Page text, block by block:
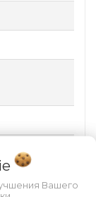
3G (UMTS),
Вашего